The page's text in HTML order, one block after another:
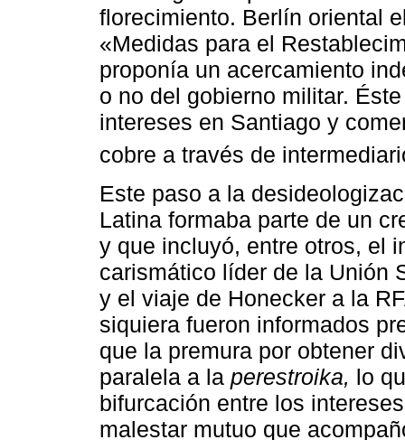
florecimiento. Berlín oriental
«Medidas para el
proponía un acercamiento
o no del gobierno militar.
intereses en Santiago y
cobre a través de
Este paso a la
Latina formaba parte de un
y que incluyó, entre otros, el
carismático líder de la Unión
y el viaje de Honecker a la
siquiera fueron informados
que la premura por obtener
paralela a la perestroika, lo
bifurcación entre los
malestar mutuo que